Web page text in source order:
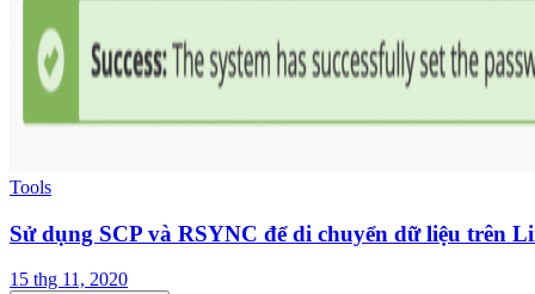
Tools
Sử dụng SCP và RSYNC để di chuyển dữ liệu trên
15 thg 11, 2020